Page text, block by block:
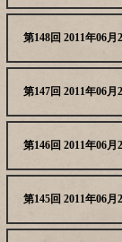
第148回 2011年06月
第147回 2011年06月
第146回 2011年06月
第145回 2011年06月